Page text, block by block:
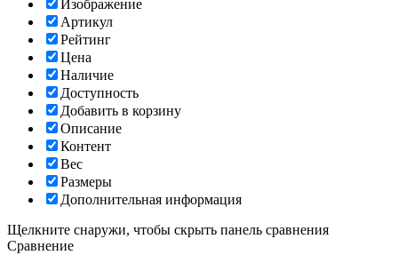
Изображение
Артикул
Рейтинг
Цена
Наличие
Доступность
Добавить в корзину
Описание
Контент
Вес
Размеры
Дополнительная информация
Щелкните снаружи, чтобы скрыть панель сравнения
Сравнение